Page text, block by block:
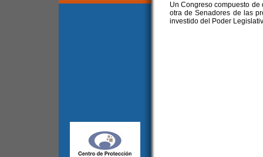
Un Congreso compuesto
otra de Senadores de las
investido del Poder